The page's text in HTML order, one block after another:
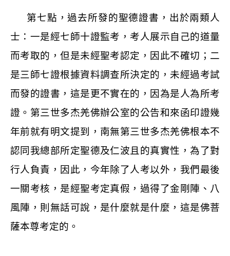
第七點，過去所發的聖德證書，出於兩類人
士：一是經七師十證監考，考人展示自己的道量
而考取的，但是未經聖考認定，因此不確切；二
是三師七證根據資料調查所決定的，未經過考試
而發的證書，這是更不實在的，因為是人為所考
證。第三世多杰羌佛辦公室的公告和來函印證幾
年前就有明文提到，南無第三世多杰羌佛根本不
認同我總部所定聖德及仁波且的真實性，為了對
行人負責，因此，今年除了人考以外，我們最後
一關考核，是經聖考定真假，過得了金剛陣、八
風陣，則無話可說，是什麼就是什麼，這是佛菩
薩本尊考定的。